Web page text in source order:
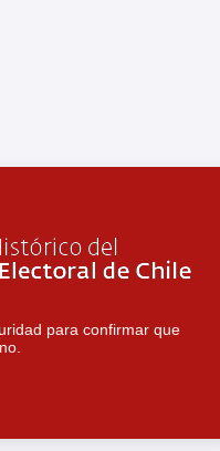
para confirmar que